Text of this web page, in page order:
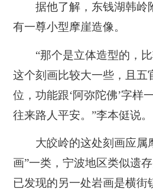
据他了解，东钱湖韩岭
有一尊小型摩崖造像。
“那个是立体造型的，比
这个刻画比较大一些，且五
位，功能跟‘阿弥陀佛’字样
往来路人平安。”李本侹说。
大皎岭的这处刻画应属
画”一类，宁波地区类似遗
已发现的另一处岩画是横街